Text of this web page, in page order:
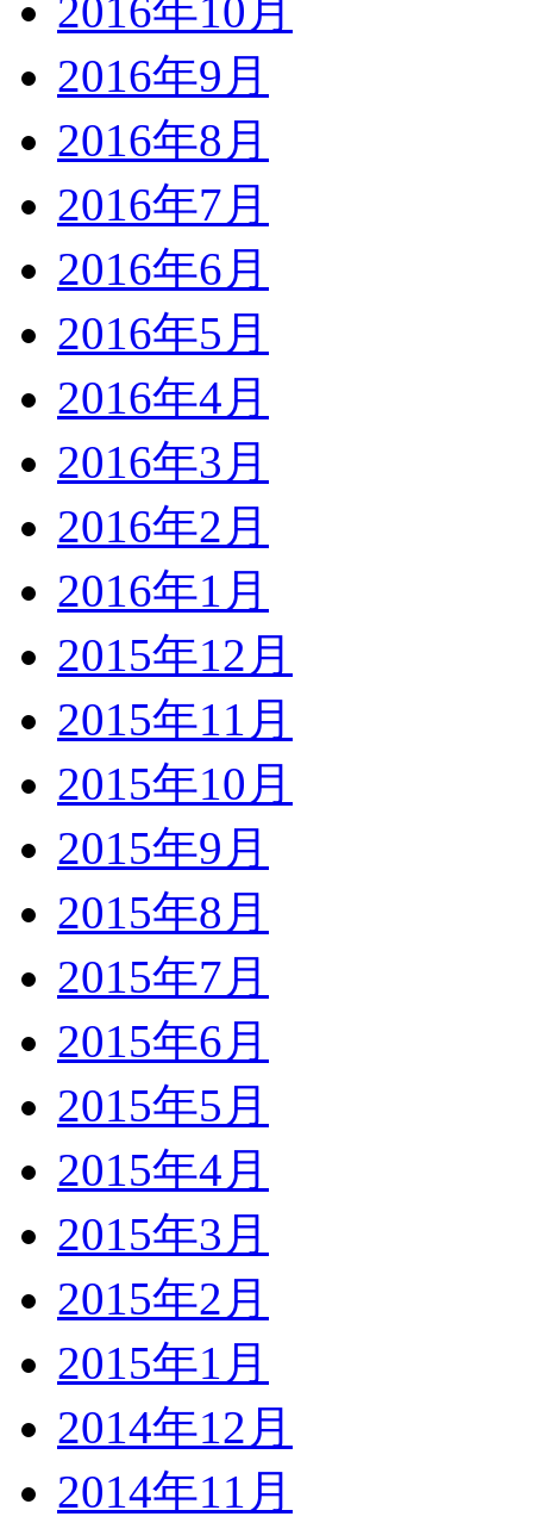
2016年10月
2016年9月
2016年8月
2016年7月
2016年6月
2016年5月
2016年4月
2016年3月
2016年2月
2016年1月
2015年12月
2015年11月
2015年10月
2015年9月
2015年8月
2015年7月
2015年6月
2015年5月
2015年4月
2015年3月
2015年2月
2015年1月
2014年12月
2014年11月